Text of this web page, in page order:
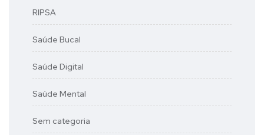
RIPSA
Saúde Bucal
Saúde Digital
Saúde Mental
Sem categoria